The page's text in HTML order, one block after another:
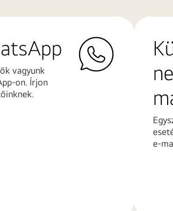
vagyunk
on. Írjon
e-